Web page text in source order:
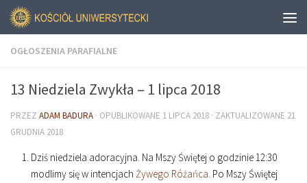
OGŁOSZENIA PARAFIALNE
13 Niedziela Zwykła – 1 lipca 2018
PRZEZ ADAM BADURA · OPUBLIKOWANE 1 LIPCA 2018 · ZAKTUALIZOWANE 21
GRUDNIA 2018
Dziś niedziela adoracyjna. Na Mszy Świętej o godzinie12:30
modlimy się w intencjach Żywego Różańca. Po Mszy Świętej